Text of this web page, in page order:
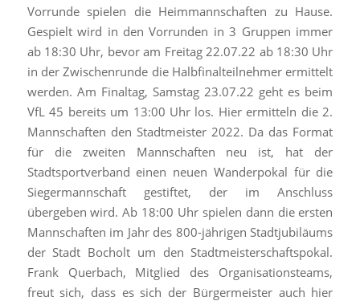
Vorrunde spielen die Heimmannschaften zu Hause.
Gespielt wird in den Vorrunden in 3 Gruppen immer
ab 18:30 Uhr, bevor am Freitag 22.07.22 ab 18:30 Uhr
in der Zwischenrunde die Halbfinalteilnehmer ermittelt
werden. Am Finaltag, Samstag 23.07.22 geht es beim
VfL 45 bereits um 13:00 Uhr los. Hier ermitteln die 2.
Mannschaften den Stadtmeister 2022. Da das Format
für die zweiten Mannschaften neu ist, hat der
Stadtsportverband einen neuen Wanderpokal für die
Siegermannschaft gestiftet, der im Anschluss
übergeben wird. Ab 18:00 Uhr spielen dann die ersten
Mannschaften im Jahr des 800-jährigen Stadtjubiläums
der Stadt Bocholt um den Stadtmeisterschaftspokal.
Frank Querbach, Mitglied des Organisationsteams,
freut sich, dass es sich der Bürgermeister auch hier